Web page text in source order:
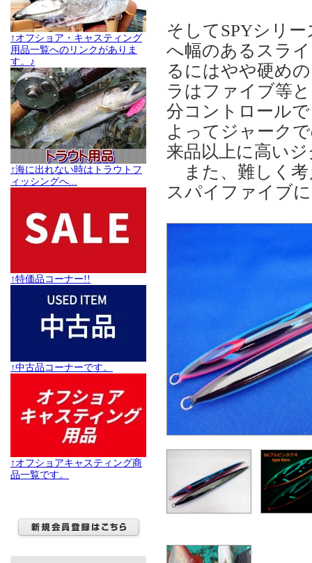
↑オフショア・キャスティング
用品一覧へのリンクがありま
す。♪
↑海に出れない時はトラウトフ
ィッシングへ...
↑特価品コーナー!!
↑中古品コーナーです。
↑オフショアキャスティング商
品一覧です。
そしてSPYシリ
へ幅のあるスラ
るにはやや硬め
ラはファイブ等
分コントロール
よってジャーク
来品以上に高い
また、難しく考
スパイファイブ